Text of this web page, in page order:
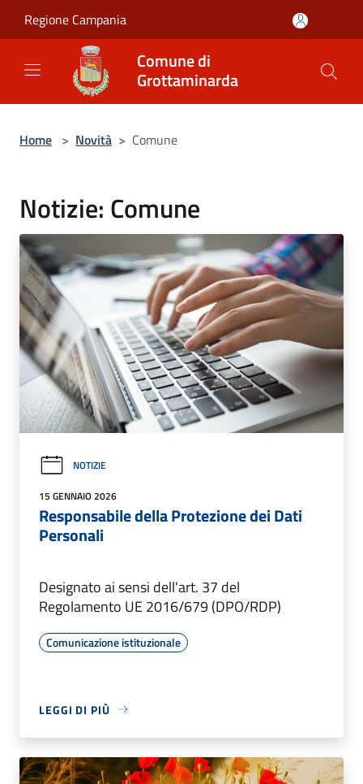
Regione Campania
Comune di
Grottaminarda
Home > Novità > Comune
Notizie: Comune
NOTIZIE
15 GENNAIO 2026
Responsabile della Protezione dei Dati
Personali
Designato ai sensi dell'art. 37 del
Regolamento UE 2016/679 (DPO/RDP)
Comunicazione istituzionale
LEGGI DI PIÙ